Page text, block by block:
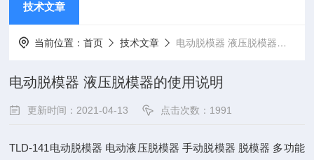
技术文章
当前位置：首页 技术文章 电动脱模器 液压脱模器的使用说明
电动脱模器 液压脱模器的使用说明
更新时间：2021-04-13 点击次数：1991
TLD-141电动脱模器 电动液压脱模器 手动脱模器 脱模器 多功能